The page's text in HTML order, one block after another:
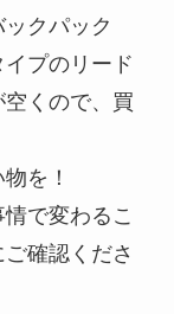
クパック
プのリード
くので、買
を！
で変わるこ
確認くださ